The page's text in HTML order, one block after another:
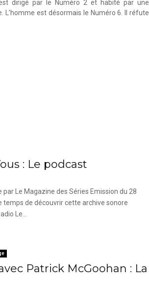
dirigé par le Numéro 2 et habité par une
est désormais le Numéro 6. Il réfute
: Le podcast
par Le Magazine des Séries Emission du 28
temps de découvrir cette archive sonore
Le...
Patrick McGoohan : La